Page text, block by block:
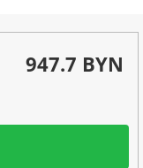
947.7 BYN